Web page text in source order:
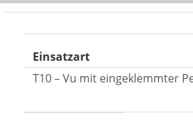
Einsatzart
T10 – Vu mit eingeklemmter